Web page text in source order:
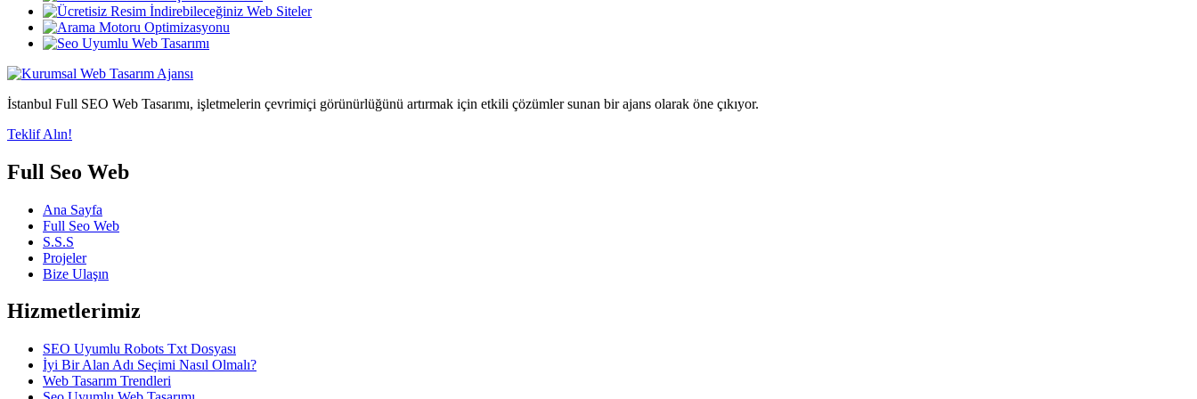
İstanbul Full SEO Web Tasarımı, işletmelerin çevrimiçi görünürlüğünü artırmak için etkili çözümler sunan bir ajans olarak öne çıkıyor.
Teklif Alın!
Full Seo Web
Ana Sayfa
Full Seo Web
S.S.S
Projeler
Bize Ulaşın
Hizmetlerimiz
SEO Uyumlu Robots Txt Dosyası
İyi Bir Alan Adı Seçimi Nasıl Olmalı?
Web Tasarım Trendleri